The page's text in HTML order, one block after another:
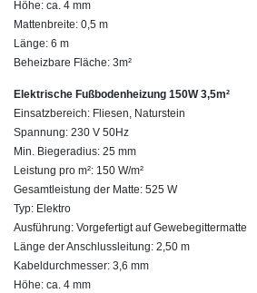
Höhe: ca. 4 mm
Mattenbreite: 0,5 m
Länge: 6 m
Beheizbare Fläche: 3m²
Elektrische Fußbodenheizung 150W 3,5m²
Einsatzbereich: Fliesen, Naturstein
Spannung: 230 V 50Hz
Min. Biegeradius: 25 mm
Leistung pro m²: 150 W/m²
Gesamtleistung der Matte: 525 W
Typ: Elektro
Ausführung: Vorgefertigt auf Gewebegittermatte
Länge der Anschlussleitung: 2,50 m
Kabeldurchmesser: 3,6 mm
Höhe: ca. 4 mm